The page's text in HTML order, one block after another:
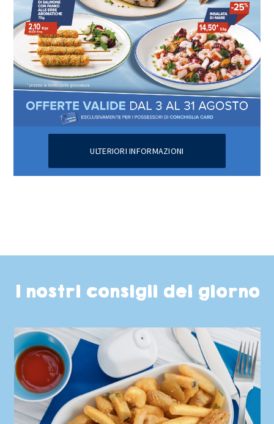
ULTERIORI INFORMAZIONI
I nostri consigli del giorno